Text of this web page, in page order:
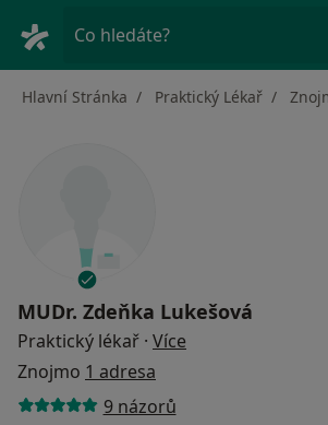
Co hledáte?
Hlavní Stránka Praktický Lékař
MUDr. Zdeňka Lukešová
Praktický lékař · Více
Znojmo 1 adresa
9 názorů